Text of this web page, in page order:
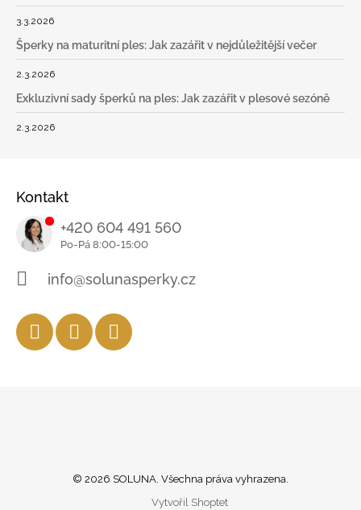
3.3.2026
Šperky na maturitní ples: Jak zazářit v nejdůležitější večer
2.3.2026
Exkluzivní sady šperků na ples: Jak zazářit v plesové sezóně
2.3.2026
Kontakt
+420 604 491 560
info@solunasperky.cz
Vytvořil Shoptet
© 2026 SOLUNA. Všechna práva vyhrazena.